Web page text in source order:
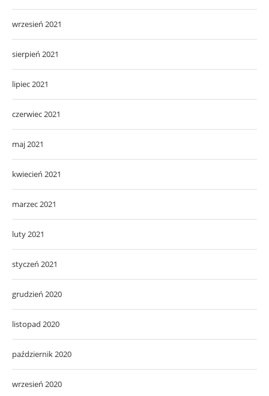
wrzesień 2021
sierpień 2021
lipiec 2021
czerwiec 2021
maj 2021
kwiecień 2021
marzec 2021
luty 2021
styczeń 2021
grudzień 2020
listopad 2020
październik 2020
wrzesień 2020